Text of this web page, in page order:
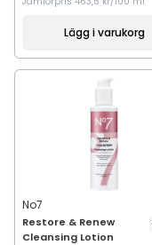
Lägg i varukorg
No7
Restore & Renew
Cleansing Lotion